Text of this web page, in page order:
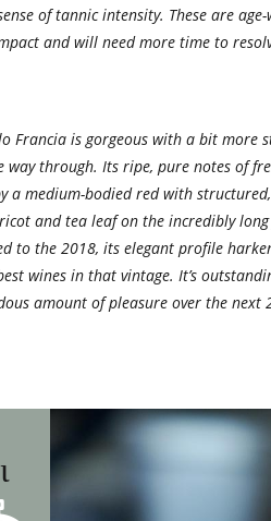
of tannic intensity. These are
and will need more time to
Francia is gorgeous with a bit more
through. Its ripe, pure notes of
a medium-bodied red with
and tea leaf on the incredibly
to the 2018, its elegant profile
wines in that vintage. It’s
amount of pleasure over the next